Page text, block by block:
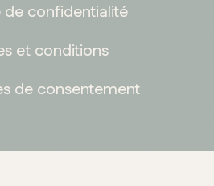
de confidentialité
et conditions
de consentement